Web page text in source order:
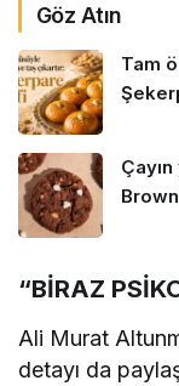
Göz Atın
Tam
“BİRAZ
Ali Murat
detayı da